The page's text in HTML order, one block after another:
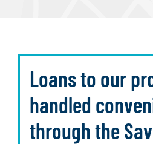
Loans to our
handled
through the